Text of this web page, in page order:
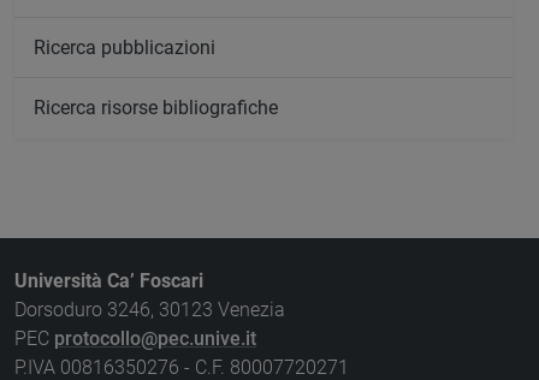
Ricerca pubblicazioni
Ricerca risorse bibliografiche
Università Ca’ Foscari
Dorsoduro 3246, 30123 Venezia
PEC protocollo@pec.unive.it
P.IVA 00816350276 - C.F. 80007720271